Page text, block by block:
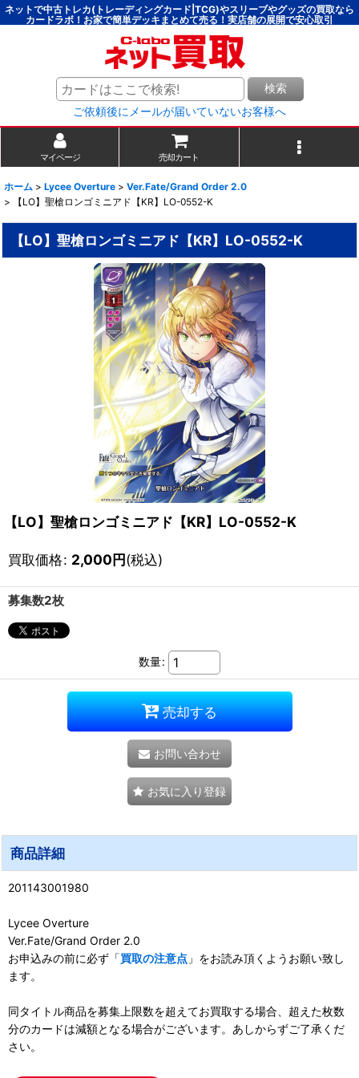
ネットで中古トレカ(トレーディングカード|TCG)やスリーブやグッズの買取なら
カードラボ！お家で簡単デッキまとめて売る！実店舗の展開で安心取引
検索
ご依頼後にメールが届いていないお客様へ
マイページ 売却カート
ホーム > Lycee Overture > Ver.Fate/Grand Order 2.0
>
【LO】聖槍ロンゴミニアド【KR】LO-0552-K
【LO】聖槍ロンゴミニアド【KR】LO-0552-K
【LO】聖槍ロンゴミニアド【KR】LO-0552-K
買取価格: 2,000円(税込)
募集数2枚
数量:
売却する
お問い合わせ
お気に入り登録
商品詳細
201143001980
Lycee Overture
Ver.Fate/Grand Order 2.0
お申込みの前に必ず「買取の注意点 」をお読み頂くようお願い致し
ます。
同タイトル商品を募集上限数を超えてお買取する場合、超えた枚数
分のカードは減額となる場合がございます。あしからずご了承くだ
さい。